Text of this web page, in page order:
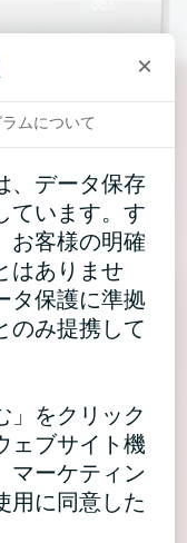
×
ムについて
、データ保存
ています。す
お客様の明確
はありませ
タ保護に準拠
のみ提携して
」をクリック
ェブサイト機
マーケティン
用に同意した